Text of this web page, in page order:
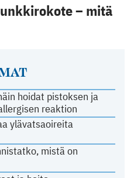
hoidat pistoksen ja
reaktion
ylävatsaoireita
mistä on
– mitä